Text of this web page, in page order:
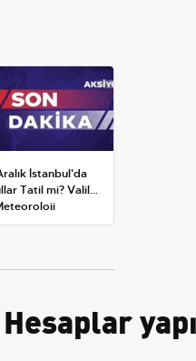
İstanbul'da
Tatil mi? Valilik